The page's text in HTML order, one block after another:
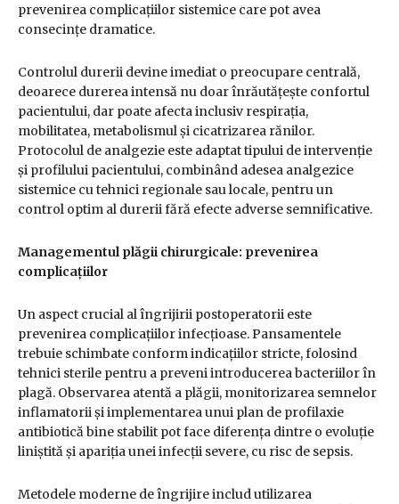
prevenirea complicațiilor sistemice care pot avea
consecințe dramatice.
Controlul durerii devine imediat o preocupare centrală,
deoarece durerea intensă nu doar înrăutățește confortul
pacientului, dar poate afecta inclusiv respirația,
mobilitatea, metabolismul și cicatrizarea rănilor.
Protocolul de analgezie este adaptat tipului de intervenție
și profilului pacientului, combinând adesea analgezice
sistemice cu tehnici regionale sau locale, pentru un
control optim al durerii fără efecte adverse semnificative.
Managementul plăgii chirurgicale: prevenirea
complicațiilor
Un aspect crucial al îngrijirii postoperatorii este
prevenirea complicațiilor infecțioase. Pansamentele
trebuie schimbate conform indicațiilor stricte, folosind
tehnici sterile pentru a preveni introducerea bacteriilor în
plagă. Observarea atentă a plăgii, monitorizarea semnelor
inflamatorii și implementarea unui plan de profilaxie
antibiotică bine stabilit pot face diferența dintre o evoluție
liniștită și apariția unei infecții severe, cu risc de sepsis.
Metodele moderne de îngrijire includ utilizarea